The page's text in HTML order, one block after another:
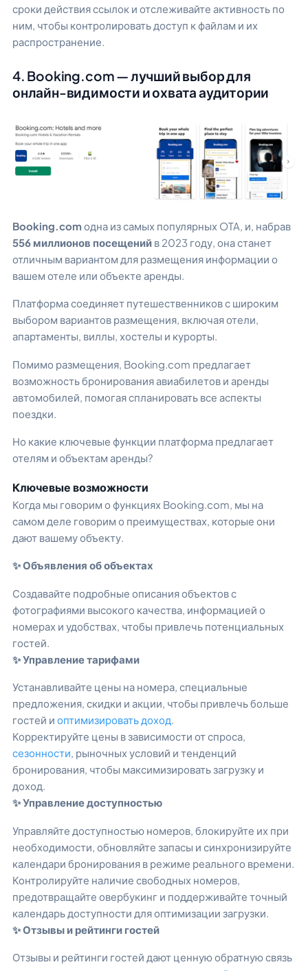
сроки действия ссылок и отслеживайте активность по
ним, чтобы контролировать доступ к файлам и их
распространение.
4. Booking.com — лучший выбор для
онлайн-видимости и охвата аудитории
Booking.com одна из самых популярных OTA, и, набрав
556 миллионов посещений в 2023 году, она станет
отличным вариантом для размещения информации о
вашем отеле или объекте аренды.
Платформа соединяет путешественников с широким
выбором вариантов размещения, включая отели,
апартаменты, виллы, хостелы и курорты.
Помимо размещения, Booking.com предлагает
возможность бронирования авиабилетов и аренды
автомобилей, помогая спланировать все аспекты
поездки.
Но какие ключевые функции платформа предлагает
отелям и объектам аренды?
Ключевые возможности
Когда мы говорим о функциях Booking.com, мы на
самом деле говорим о преимуществах, которые они
дают вашему объекту.
✨ Объявления об объектах
Создавайте подробные описания объектов с
фотографиями высокого качества, информацией о
номерах и удобствах, чтобы привлечь потенциальных
гостей.
✨ Управление тарифами
Устанавливайте цены на номера, специальные
предложения, скидки и акции, чтобы привлечь больше
гостей и оптимизировать доход.
Корректируйте цены в зависимости от спроса,
сезонности, рыночных условий и тенденций
бронирования, чтобы максимизировать загрузку и
доход.
✨ Управление доступностью
Управляйте доступностью номеров, блокируйте их при
необходимости, обновляйте запасы и синхронизируйте
календари бронирования в режиме реального времени.
Контролируйте наличие свободных номеров,
предотвращайте овербукинг и поддерживайте точный
календарь доступности для оптимизации загрузки.
✨ Отзывы и рейтинги гостей
Отзывы и рейтинги гостей дают ценную обратную связь